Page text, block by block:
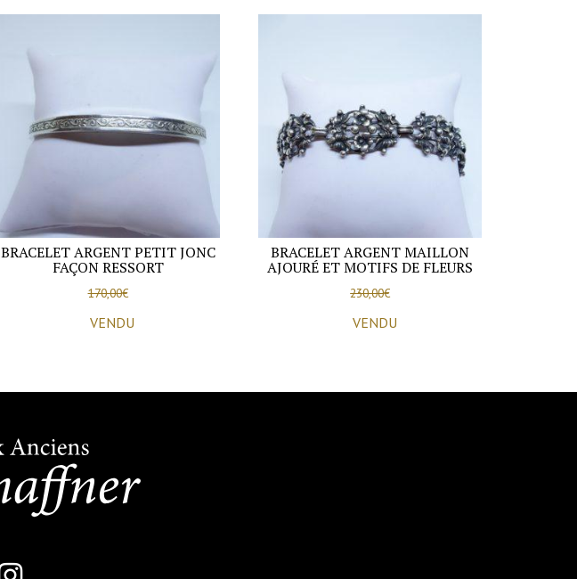
BRACELET ARGENT PETIT JONC
FAÇON RESSORT
170,00€
VENDU
BRACELET ARGENT MAILLON
AJOURÉ ET MOTIFS DE FLEURS
230,00€
VENDU